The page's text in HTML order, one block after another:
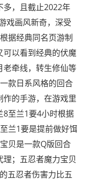
多，且截止2022年
戏画风新奇，深受
据经典同名页游制
可以看到经典的伏魔
老牵线，转生修仙等
款日系风格的回合
的手游，在游戏里
8至兰1要4小时根据
兰1要是提前做好饵
贝是一款Q版回合
；五忍者魔力宝贝
五忍者伤害力比五